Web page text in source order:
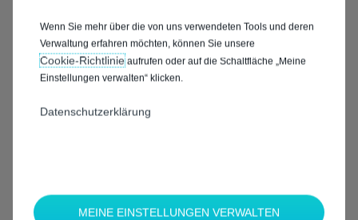
*
Wenn Sie mehr über die von uns verwendeten Tools und deren
Verwaltung erfahren möchten, können Sie unsere
Cookie‑Richtlinieaufrufen oder auf die Schaltfläche „Meine
Einstellungen verwalten“ klicken.
Datenschutzerklärung
MEINE EINSTELLUNGEN VERWALTEN